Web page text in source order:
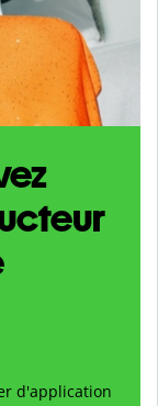
d'application